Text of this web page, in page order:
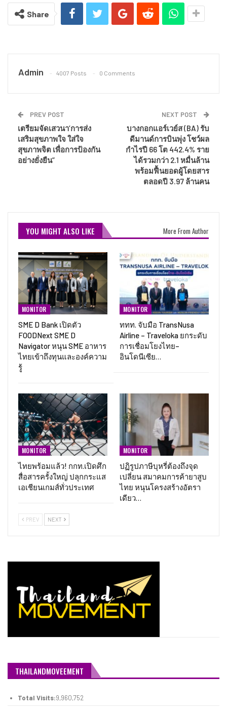
Share
Admin 4007 Posts 0 Comments
PREV POST
เตรียมจัดเสวนา’การส่ง
เสริมสุขภาพใจ ใส่ใจ
สุขภาพจิต เพื่อการป้องกัน
อย่างยั่งยืน”
NEXT POST
บางกอกแอร์เวย์ส (BA) รับ
ดีมานด์การบินพุ่ง โชว์ผล
กำไรปี 66 โต 442.4% ราย
ได้รวมกว่า 2.1 หมื่นล้าน
พร้อมฟื้นยอดผู้โดยสาร
ตลอดปี 3.97 ล้านคน
YOU MIGHT ALSO LIKE More From Author
MONITOR
SME D Bank เปิดตัว
FOODNext SME D
Navigator หนุน SME อาหาร
ไทยเข้าถึงทุนและองค์ความ
รู้
MONITOR
ททท. จับมือ TransNusa
Airline – Traveloka ยกระดับ
การเชื่อมโยงไทย–
อินโดนีเซีย…
MONITOR
ไทยพร้อมแล้ว! กกท.เปิดศึก
สื่อสารครั้งใหญ่ ปลุกกระแส
เอเชียนเกมส์ทั่วประเทศ
MONITOR
ปฏิรูปภาษีบุหรี่ต้องถึงจุด
เปลี่ยน สมาคมการค้ายาสูบ
ไทย หนุนโครงสร้างอัตรา
เดียว…
PREV NEXT
THAILANDMOVEEMENT
Total Visits:9,960,752